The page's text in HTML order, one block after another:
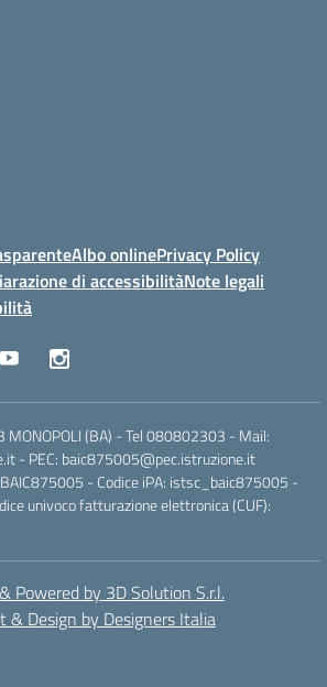
Albo onlinePrivacy Policy
di accessibilitàNote legali
MONOPOLI (BA) - Tel 080802303 - Mail:
- PEC: baic875005@pec.istruzione.it
- Codice iPA: istsc_baic875005 -
univoco fatturazione elettronica (CUF):
Powered by 3D Solution S.r.l.
& Design by Designers Italia